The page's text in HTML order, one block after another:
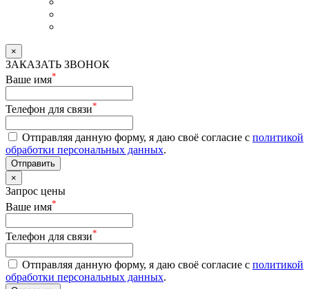
×
ЗАКАЗАТЬ ЗВОНОК
Ваше имя*
Телефон для связи*
Отправляя данную форму, я даю своё согласие с политикой
обработки персональных данных.
Отправить
×
Запрос цены
Ваше имя*
Телефон для связи*
Отправляя данную форму, я даю своё согласие с политикой
обработки персональных данных.